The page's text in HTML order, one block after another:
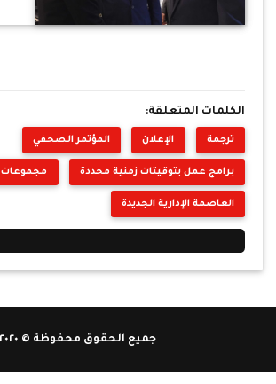
الكلمات المتعلقة:
ترجمة الإعلان المؤتمر الصحفي
برامج عمل بتوقيتات زمنية محددة مجموعات
العاصمة الإدارية الجديدة
جميع الحقوق محفوظة © ٢٠٢٠